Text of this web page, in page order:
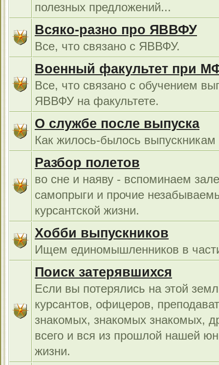
полезных предложений...
Всяко-разно про ЯВВФУ
Все, что связано с ЯВВФУ.
Военный факультет при
Все, что связано с обучением
ЯВВФУ на факультете.
О службе после выпуска
Как жилось-былось выпускникам
Разбор полетов
во сне и наяву - вспоминаем
самопрыги и прочие
курсантской жизни.
Хобби выпускников
Ищем единомышленников в
Поиск затерявшихся
Если вы потерялись на этой
курсантов, офицеров,
знакомых, знакомых знакомых,
всего и вся из прошлой нашей
жизни.